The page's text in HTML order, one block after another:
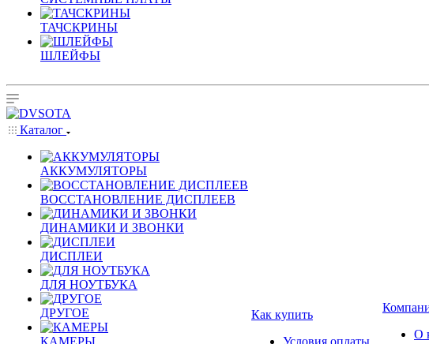
ТАЧСКРИНЫ
ШЛЕЙФЫ
Каталог
АККУМУЛЯТОРЫ
ВОССТАНОВЛЕНИЕ ДИСПЛЕЕВ
ДИНАМИКИ И ЗВОНКИ
ДИСПЛЕИ
ДЛЯ НОУТБУКА
ДРУГОЕ
КАМЕРЫ
Как купить
Условия оплаты
О